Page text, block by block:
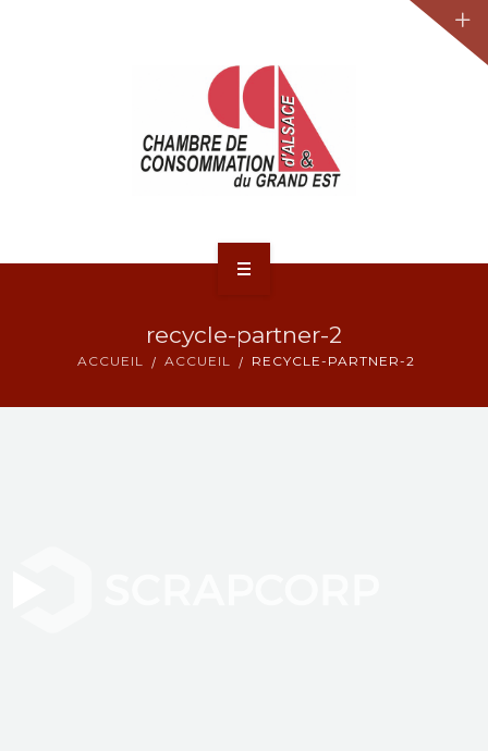
recycle-partner-2
ACCUEIL ACCUEIL RECYCLE-PARTNER-2